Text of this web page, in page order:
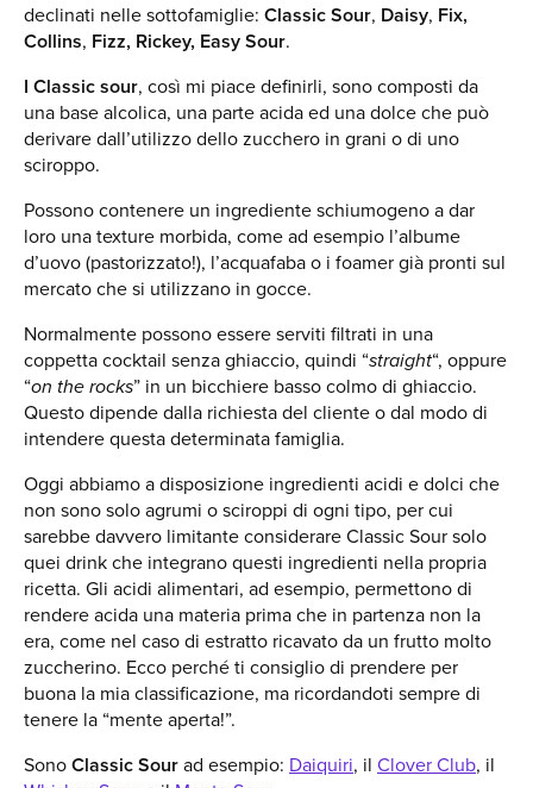
declinati nelle sottofamiglie: Classic Sour, Daisy, Fix,
Collins, Fizz, Rickey, Easy Sour.
I Classic sour, così mi piace definirli, sono composti da
una base alcolica, una parte acida ed una dolce che può
derivare dall’utilizzo dello zucchero in grani o di uno
sciroppo.
Possono contenere un ingrediente schiumogeno a dar
loro una texture morbida, come ad esempio l’albume
d’uovo (pastorizzato!), l’acquafaba o i foamer già pronti sul
mercato che si utilizzano in gocce.
Normalmente possono essere serviti filtrati in una
coppetta cocktail senza ghiaccio, quindi “straight“, oppure
“on the rocks” in un bicchiere basso colmo di ghiaccio.
Questo dipende dalla richiesta del cliente o dal modo di
intendere questa determinata famiglia.
Oggi abbiamo a disposizione ingredienti acidi e dolci che
non sono solo agrumi o sciroppi di ogni tipo, per cui
sarebbe davvero limitante considerare Classic Sour solo
quei drink che integrano questi ingredienti nella propria
ricetta. Gli acidi alimentari, ad esempio, permettono di
rendere acida una materia prima che in partenza non la
era, come nel caso di estratto ricavato da un frutto molto
zuccherino. Ecco perché ti consiglio di prendere per
buona la mia classificazione, ma ricordandoti sempre di
tenere la “mente aperta!”.
SonoClassic Sourad esempio: Daiquiri, il Clover Club, il